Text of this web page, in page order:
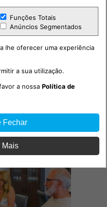
Funções Totais
Anúncios Segmentados
lhe oferecer uma experiência
a sua utilização.
a nossaPolítica de
Fechar
Mais